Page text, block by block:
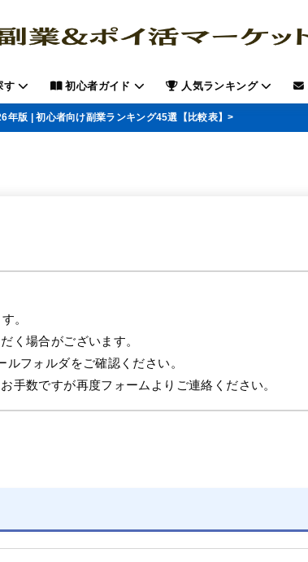
す 初心者ガイド 人気ランキング
年版 | 初心者向け副業ランキング45選【比較表】>
。
く場合がございます。
フォルダをご確認ください。
手数ですが再度フォームよりご連絡ください。